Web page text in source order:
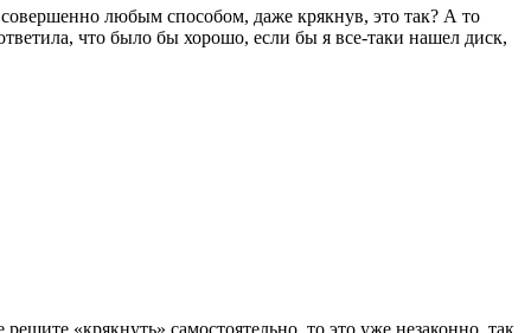
любым способом, даже крякнув, это так? А то
что было бы хорошо, если бы я все-таки нашел диск,
«крякнуть» самостоятельно, то это уже незаконно, так